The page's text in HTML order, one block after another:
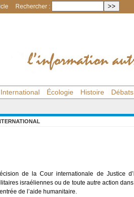
Rechercher :
International Écologie Histoire Débats
de la Cour internationale de Justice
israéliennes ou de toute autre action
de l’aide humanitaire.